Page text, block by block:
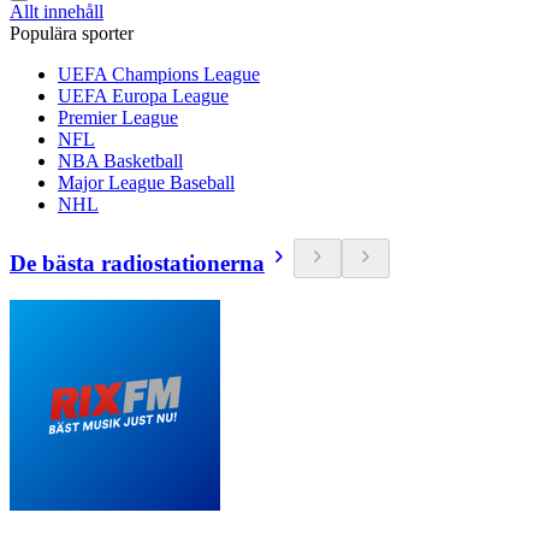
Allt innehåll
Populära sporter
UEFA Champions League
UEFA Europa League
Premier League
NFL
NBA Basketball
Major League Baseball
NHL
De bästa radiostationerna